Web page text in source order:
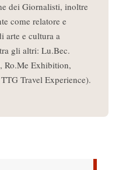
dei Giornalisti, inoltre
come relatore e
arte e cultura a
gli altri: Lu.Bec.
Ro.Me Exhibition,
Travel Experience).